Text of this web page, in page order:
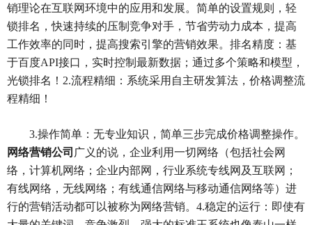
销理论在互联网环境中的应用和发展。简单的设置规则，轻
锁排名，快速持续的压制竞争对手，节省劳动力成本，提高
工作效率的同时，提高搜索引擎的营销效果。排名精度：基
于百度API接口，实时控制最新数据；通过多个策略和模型，
光锁排名！2.流程精细：系统采用自主研发算法，价格调整流
程精细！
3.操作简单：无专业知识，简单三步完成价格调整操作。
网络营销公司 广义的说，企业利用一切网络（包括社会网
络，计算机网络；企业内部网，行业系统专线网及互联网；
有线网络，无线网络；有线通信网络与移动通信网络等）进
行的营销活动都可以被称为网络营销。4.稳定的运行：即使有